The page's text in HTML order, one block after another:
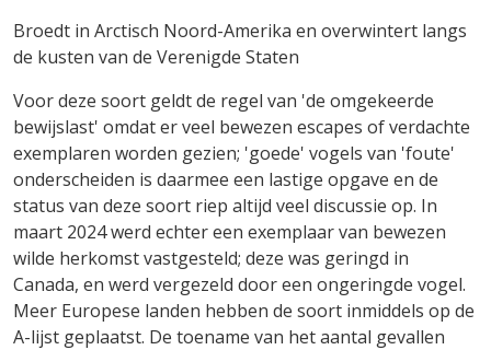
Broedt in Arctisch Noord-Amerika en overwintert langs
de kusten van de Verenigde Staten
Voor deze soort geldt de regel van 'de omgekeerde
bewijslast' omdat er veel bewezen escapes of verdachte
exemplaren worden gezien; 'goede' vogels van 'foute'
onderscheiden is daarmee een lastige opgave en de
status van deze soort riep altijd veel discussie op. In
maart 2024 werd echter een exemplaar van bewezen
wilde herkomst vastgesteld; deze was geringd in
Canada, en werd vergezeld door een ongeringde vogel.
Meer Europese landen hebben de soort inmiddels op de
A-lijst geplaatst. De toename van het aantal gevallen